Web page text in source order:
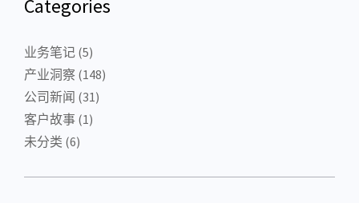
Categories
业务笔记 (5)
产业洞察 (148)
公司新闻 (31)
客户故事 (1)
未分类 (6)